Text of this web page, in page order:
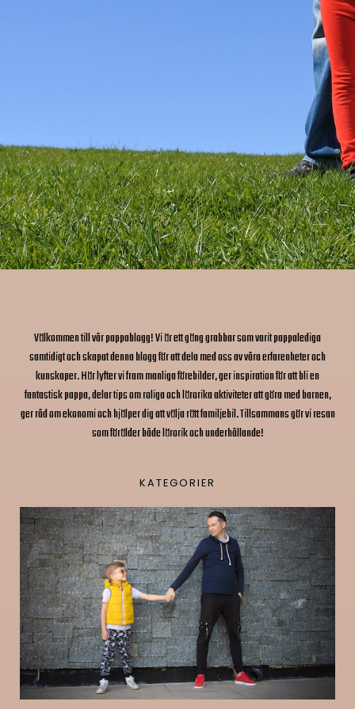
Välkommen till vår pappablogg! Vi är ett gäng grabbar som varit pappalediga
samtidigt och skapat denna blogg för att dela med oss av våra erfarenheter och
kunskaper. Här lyfter vi fram manliga förebilder, ger inspiration för att bli en
fantastisk pappa, delar tips om roliga och lärorika aktiviteter att göra med barnen,
ger råd om ekonomi och hjälper dig att välja rätt familjebil. Tillsammans gör vi resan
som förälder både lärorik och underhållande!
KATEGORIER